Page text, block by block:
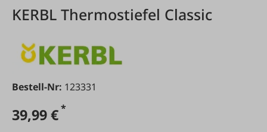
KERBL Thermostiefel Classic
Bestell-Nr: 123331
39,99 €*